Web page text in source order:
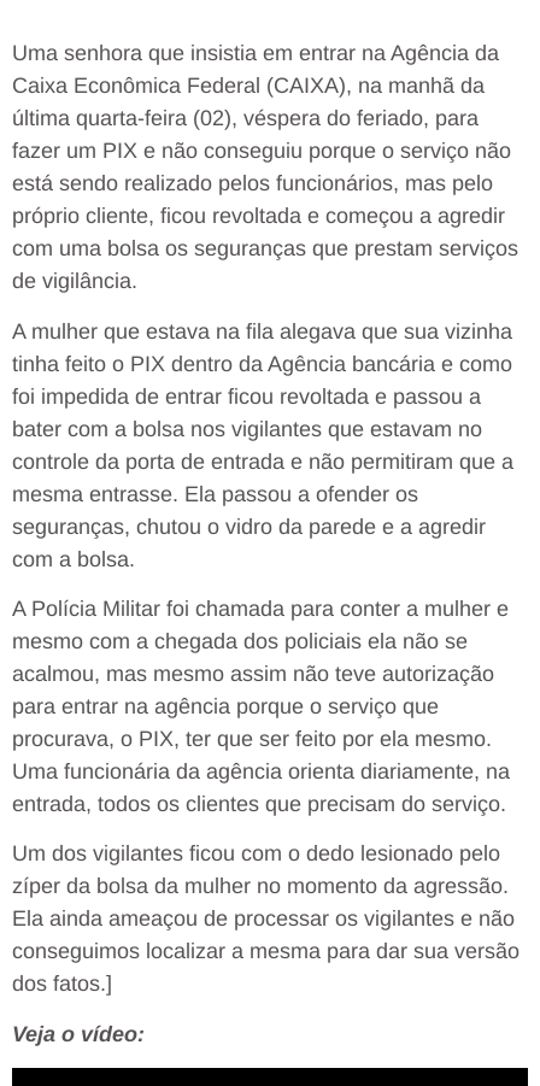
Uma senhora que insistia em entrar na Agência da
Caixa Econômica Federal (CAIXA), na manhã da
última quarta-feira (02), véspera do feriado, para
fazer um PIX e não conseguiu porque o serviço não
está sendo realizado pelos funcionários, mas pelo
próprio cliente, ficou revoltada e começou a agredir
com uma bolsa os seguranças que prestam serviços
de vigilância.
A mulher que estava na fila alegava que sua vizinha
tinha feito o PIX dentro da Agência bancária e como
foi impedida de entrar ficou revoltada e passou a
bater com a bolsa nos vigilantes que estavam no
controle da porta de entrada e não permitiram que a
mesma entrasse. Ela passou a ofender os
seguranças, chutou o vidro da parede e a agredir
com a bolsa.
A Polícia Militar foi chamada para conter a mulher e
mesmo com a chegada dos policiais ela não se
acalmou, mas mesmo assim não teve autorização
para entrar na agência porque o serviço que
procurava, o PIX, ter que ser feito por ela mesmo.
Uma funcionária da agência orienta diariamente, na
entrada, todos os clientes que precisam do serviço.
Um dos vigilantes ficou com o dedo lesionado pelo
zíper da bolsa da mulher no momento da agressão.
Ela ainda ameaçou de processar os vigilantes e não
conseguimos localizar a mesma para dar sua versão
dos fatos.]
Veja o vídeo: